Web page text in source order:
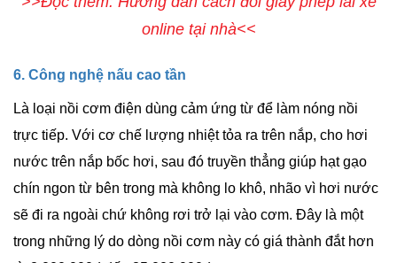
online tại nhà<<
6. Công nghệ nấu cao tần
Là loại nồi cơm điện dùng cảm ứng từ để làm nóng nồi
trực tiếp. Với cơ chế lượng nhiệt tỏa ra trên nắp, cho hơi
nước trên nắp bốc hơi, sau đó truyền thẳng giúp hạt gạo
chín ngon từ bên trong mà không lo khô, nhão vì hơi nước
sẽ đi ra ngoài chứ không rơi trở lại vào cơm. Đây là một
trong những lý do dòng nồi cơm này có giá thành đắt hơn